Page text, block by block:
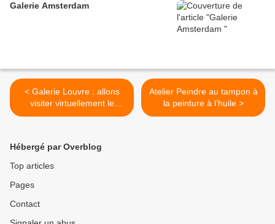
Galerie Amsterdam
< Galerie Louvre : allons
visiter virtuellement le
musée du Louvre
Atelier Peindre au tampon à
la peinture à l’huile >
Hébergé par Overblog
Top articles
Pages
Contact